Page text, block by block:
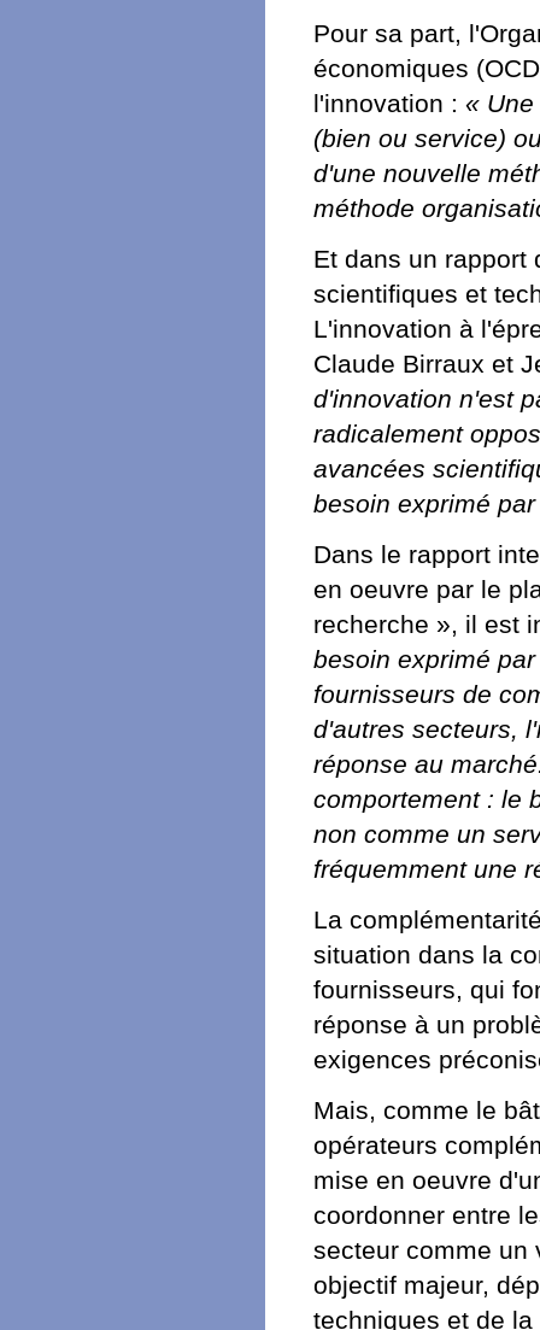
Pour sa part,
économiques
l'innovation : «
(bien ou service)
d'une nouvelle
méthode
Et dans un rapport
scientifiques et
L'innovation à
Claude Birraux et
d'innovation n'est
radicalement
avancées
besoin exprimé
Dans le rapport
en oeuvre par le
recherche », il est
besoin exprimé
fournisseurs de
d'autres secteurs,
réponse au
comportement : le
non comme un
fréquemment une
La
situation dans la
fournisseurs, qui
réponse à un
exigences
Mais, comme le
opérateurs
mise en oeuvre
coordonner entre
secteur comme un
objectif majeur,
techniques et de